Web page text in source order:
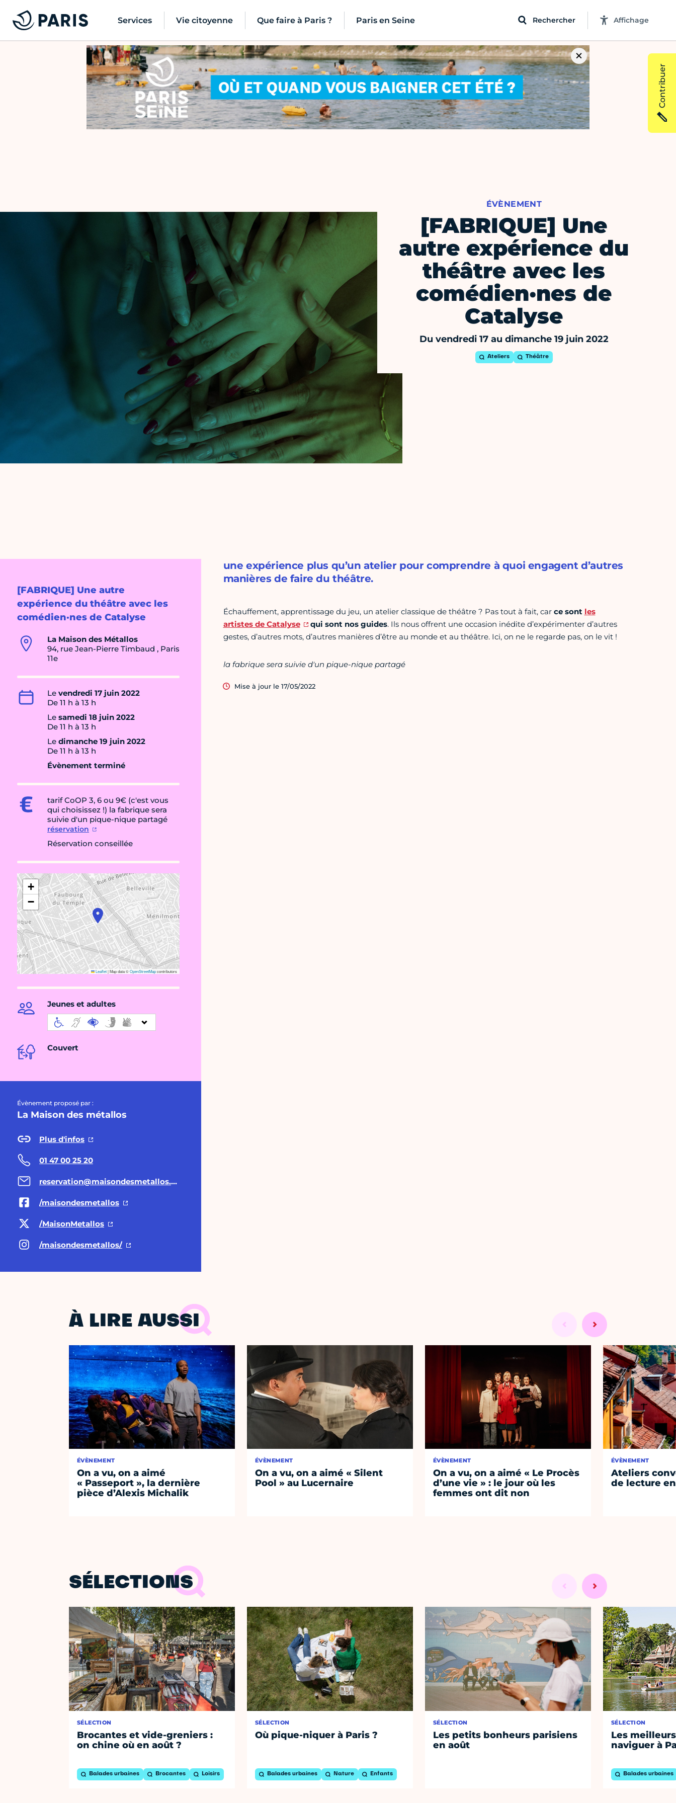
Services Vie citoyenne Que faire à Paris ? Paris en Seine Rechercher Affichage
ÉVÈNEMENT
[FABRIQUE] Une
autre expérience du
théâtre avec les
comédien·nes de
Catalyse
Du vendredi 17 au dimanche 19 juin 2022
Ateliers Théâtre
[FABRIQUE] Une autre
expérience du théâtre avec les
comédien·nes de Catalyse
La Maison des Métallos
94, rue Jean-Pierre Timbaud , Paris
11e
Le vendredi 17 juin 2022
De 11 h à 13 h
Le samedi 18 juin 2022
De 11 h à 13 h
Le dimanche 19 juin 2022
De 11 h à 13 h
Évènement terminé
tarif CoOP 3, 6 ou 9€ (c'est vous
qui choisissez !) la fabrique sera
suivie d'un pique-nique partagé
réservation
Réservation conseillée
+
−
Leaflet|Map data ©OpenStreetMapcontributors
Jeunes et adultes
Couvert
Évènement proposé par :
La Maison des métallos
Plus d'infos
01 47 00 25 20
reservation@maisondesmetallos.paris
/maisondesmetallos
/MaisonMetallos
/maisondesmetallos/
une expérience plus qu’un atelier pour comprendre à quoi engagent d’autres
manières de faire du théâtre.
Échauffement, apprentissage du jeu, un atelier classique de théâtre ? Pas tout à fait, car ce sont les
artistes de Catalyse
qui sont nos guides. Ils nous offrent une occasion inédite d’expérimenter d’autres
gestes, d’autres mots, d’autres manières d’être au monde et au théâtre. Ici, on ne le regarde pas, on le vit !
la fabrique sera suivie d'un pique-nique partagé
Mise à jour le 17/05/2022
À LIRE AUSSI
ÉVÈNEMENT
On a vu, on a aimé
« Passeport », la dernière
pièce d’Alexis Michalik
ÉVÈNEMENT
On a vu, on a aimé « Silent
Pool » au Lucernaire
ÉVÈNEMENT
On a vu, on a aimé « Le Procès
d’une vie » : le jour où les
femmes ont dit non
ÉVÈNEMENT
Ateliers
de lecture
SÉLECTIONS
SÉLECTION
Brocantes et vide-greniers :
on chine où en août ?
Balades urbaines Brocantes Loisirs
SÉLECTION
Où pique-niquer à Paris ?
Balades urbaines Nature Enfants
SÉLECTION
Les petits bonheurs parisiens
en août
SÉLECTION
Les
naviguer à
Balades urbaines
Contribuer